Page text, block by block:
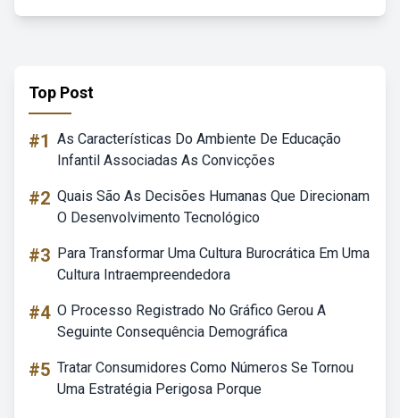
Top Post
#1 As Características Do Ambiente De Educação
Infantil Associadas As Convicções
#2 Quais São As Decisões Humanas Que Direcionam
O Desenvolvimento Tecnológico
#3 Para Transformar Uma Cultura Burocrática Em Uma
Cultura Intraempreendedora
#4 O Processo Registrado No Gráfico Gerou A
Seguinte Consequência Demográfica
#5 Tratar Consumidores Como Números Se Tornou
Uma Estratégia Perigosa Porque